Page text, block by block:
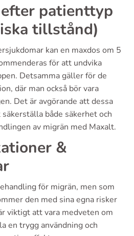
patienttyp
tillstånd)
kan en maxdos om 5
för att undvika
Detsamma gäller för de
där man också bör vara
Det är avgörande att dessa
både säkerhet och
av migrän med Maxalt.
&
för migrän, men som
den med sina egna risker
viktigt att vara medveten om
en trygg användning och